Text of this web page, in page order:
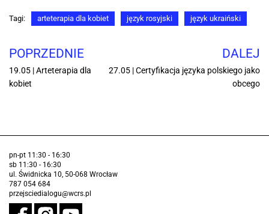
Tagi: arteterapia dla kobiet język rosyjski język ukraiński
POPRZEDNIE
19.05 | Arteterapia dla
kobiet
DALEJ
27.05 | Certyfikacja języka polskiego jako
obcego
pn-pt 11:30 - 16:30
sb 11:30 - 16:30
ul. Świdnicka 10, 50-068 Wrocław
787 054 684
przejsciedialogu@wcrs.pl